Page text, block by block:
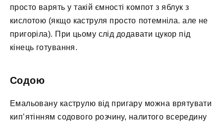
просто варять у такій ємності компот з яблук з
кислотою (якщо каструля просто потемніла. але не
пригоріла). При цьому слід додавати цукор під
кінець готування.
Содою
Емальовану каструлю від пригару можна врятувати
кип’ятінням содового розчину, налитого всередину